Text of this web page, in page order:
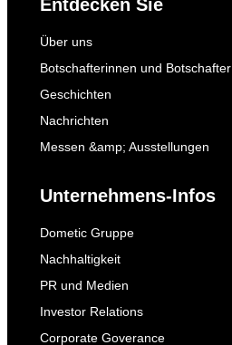
Entdecken Sie
Über uns
Botschafterinnen und Botschafter
Geschichten
Nachrichten
Messen &amp; Ausstellungen
Unternehmens-Infos
Dometic Gruppe
Nachhaltigkeit
PR und Medien
Investor Relations
Corporate Goverance